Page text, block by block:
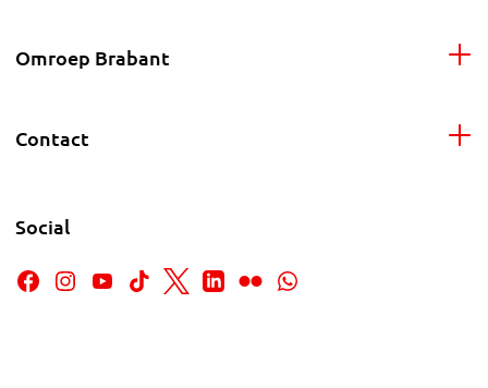
Omroep Brabant
Contact
Social